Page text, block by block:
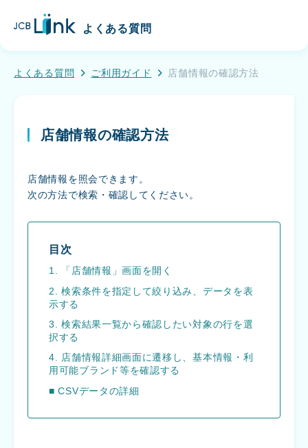
J
B
L
よくある質問
よくある質問 ご利用ガイド 店舗情報の確認方法
店舗情報の確認方法
店舗情報を照会できます。
次の方法で検索・確認してください。
目次
1. 「店舗情報」画面を開く
2. 検索条件を指定して絞り込み、データを表
示する
3. 検索結果一覧から確認したい対象の行を選
択する
4. 店舗情報詳細画面に遷移し、基本情報・利
用可能ブランド等を確認する
■ CSVデータの詳細